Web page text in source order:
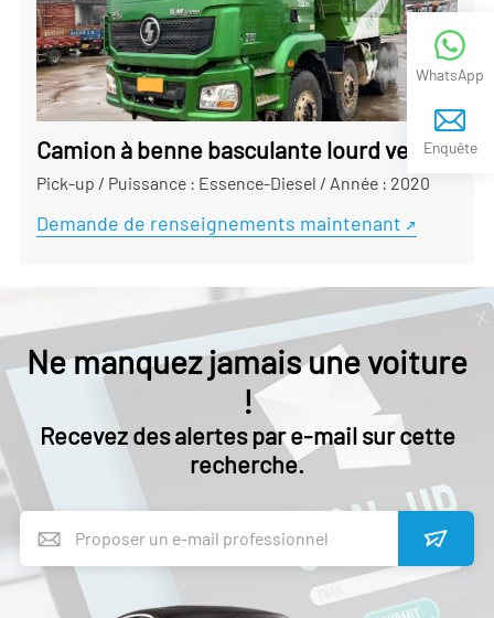
Camion à benne basculante lourd vert
Pick-up / Puissance : Essence-Diesel / Année : 2020
Demande de renseignements maintenant
Ne manquez jamais une voiture
!
Recevez des alertes par e-mail sur cette
recherche.
WhatsApp
Enquête